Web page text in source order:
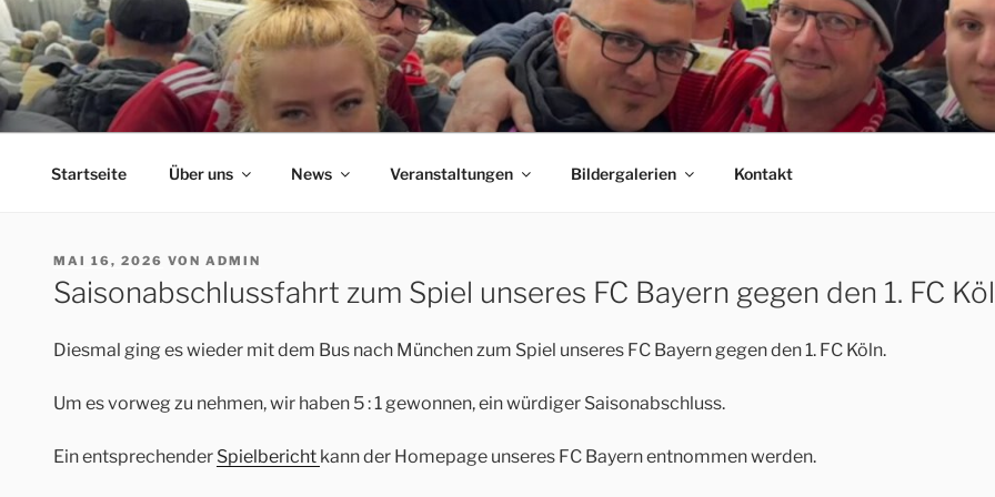
Zum
Inhalt
springen
ERFORDIA BAVARIA E.V.
Herzlich Willkommen auf der Homepage des Erfurter FC Bayern München Fanclubs Erfordia Bavaria e.V.
Startseite Über uns News Veranstaltungen Bildergalerien Kontakt
VERÖFFENTLICHT
AM
MAI 16, 2026 VON ADMIN
Saisonabschlussfahrt zum Spiel unseres FC Bayern gegen den 1. FC
Diesmal ging es wieder mit dem Bus nach München zum Spiel unseres FC Bayern gegen den 1. FC Köln.
Um es vorweg zu nehmen, wir haben 5 : 1 gewonnen, ein würdiger Saisonabschluss.
Ein entsprechender Spielbericht kann der Homepage unseres FC Bayern entnommen werden.